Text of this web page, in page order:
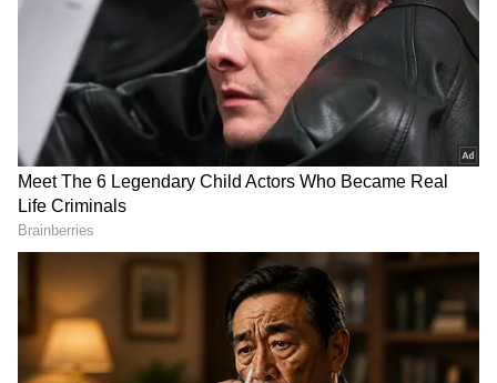
ரிஷபம்: உங்கள் எதிர்காலம் தொடர்பான
எந்தவொரு முயற்சியையும் நீங்கள்
தொடங்க திட்டமிட்டால், அதற்கான நேரம்
சாதகமாக இருக்கும்.